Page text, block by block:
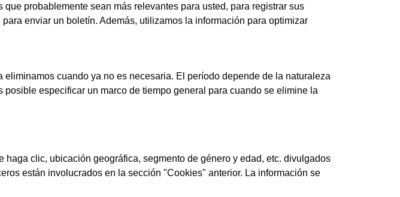
probablemente sean más relevantes para usted, para registrar sus
enviar un boletín. Además, utilizamos la información para optimizar
cuando ya no es necesaria. El período depende de la naturaleza
especificar un marco de tiempo general para cuando se elimine la
clic, ubicación geográfica, segmento de género y edad, etc. divulgados
están involucrados en la sección "Cookies" anterior. La información se